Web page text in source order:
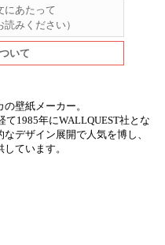
にあたって
読みください）
いて
壁紙メーカー。
1985年にWALLQUEST社とな
デザイン展開で人気を博し、
ています。